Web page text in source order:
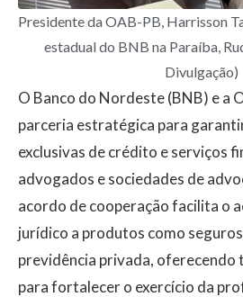
Presidente da OAB-PB, Harrisson
estadual do BNB na Paraíba,
Divulgação)
O Banco do Nordeste (BNB) e a
parceria estratégica para
exclusivas de crédito e serviços
advogados e sociedades de
acordo de cooperação facilita o
jurídico a produtos como
previdência privada, oferecendo
para fortalecer o exercício da